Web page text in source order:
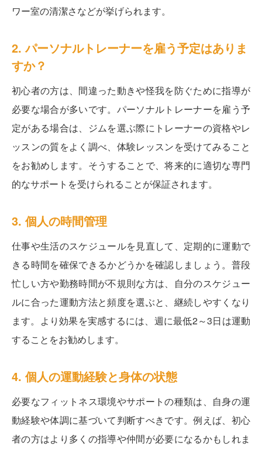
ワー室の清潔さなどが挙げられます。
2. パーソナルトレーナーを雇う予定はありま
すか？
初心者の方は、間違った動きや怪我を防ぐために指導が
必要な場合が多いです。パーソナルトレーナーを雇う予
定がある場合は、ジムを選ぶ際にトレーナーの資格やレ
ッスンの質をよく調べ、体験レッスンを受けてみること
をお勧めします。そうすることで、将来的に適切な専門
的なサポートを受けられることが保証されます。
3. 個人の時間管理
仕事や生活のスケジュールを見直して、定期的に運動で
きる時間を確保できるかどうかを確認しましょう。普段
忙しい方や勤務時間が不規則な方は、自分のスケジュー
ルに合った運動方法と頻度を選ぶと、継続しやすくなり
ます。より効果を実感するには、週に最低2～3日は運動
することをお勧めします。
4. 個人の運動経験と身体の状態
必要なフィットネス環境やサポートの種類は、自身の運
動経験や体調に基づいて判断すべきです。例えば、初心
者の方はより多くの指導や仲間が必要になるかもしれま